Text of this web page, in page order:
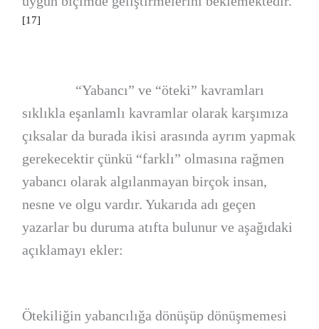
[17]
“Yabancı” ve “öteki” kavramları
sıklıkla eşanlamlı kavramlar olarak karşımıza
çıksalar da burada ikisi arasında ayrım yapmak
gerekecektir çünkü “farklı” olmasına rağmen
yabancı olarak algılanmayan birçok insan,
nesne ve olgu vardır. Yukarıda adı geçen
yazarlar bu duruma atıfta bulunur ve aşağıdaki
açıklamayı ekler:
Ötekiliğin yabancılığa dönüşüp dönüşmemesi